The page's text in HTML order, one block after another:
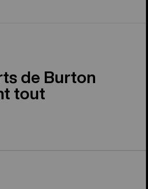
de Burton
tout